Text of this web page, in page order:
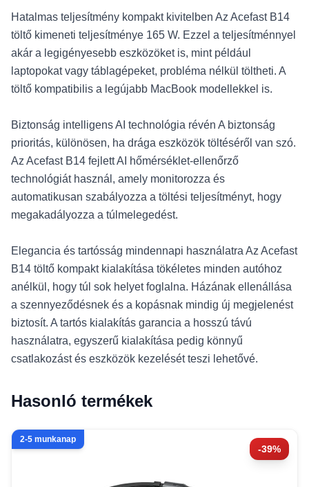
Hatalmas teljesítmény kompakt kivitelben Az Acefast B14
töltő kimeneti teljesítménye 165 W. Ezzel a teljesítménnyel
akár a legigényesebb eszközöket is, mint például
laptopokat vagy táblagépeket, probléma nélkül töltheti. A
töltő kompatibilis a legújabb MacBook modellekkel is.
Biztonság intelligens AI technológia révén A biztonság
prioritás, különösen, ha drága eszközök töltéséről van szó.
Az Acefast B14 fejlett AI hőmérséklet-ellenőrző
technológiát használ, amely monitorozza és
automatikusan szabályozza a töltési teljesítményt, hogy
megakadályozza a túlmelegedést.
Elegancia és tartósság mindennapi használatra Az Acefast
B14 töltő kompakt kialakítása tökéletes minden autóhoz
anélkül, hogy túl sok helyet foglalna. Házának ellenállása
a szennyeződésnek és a kopásnak mindig új megjelenést
biztosít. A tartós kialakítás garancia a hosszú távú
használatra, egyszerű kialakítása pedig könnyű
csatlakozást és eszközök kezelését teszi lehetővé.
Hasonló termékek
-39%
2-5 munkanap